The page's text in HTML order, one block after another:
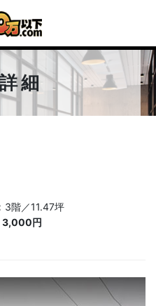
細
3階／11.47坪
3,000円